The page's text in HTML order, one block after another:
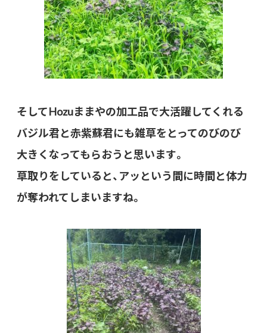
そしてHozuままやの加工品で大活躍してくれる
バジル君と赤紫蘇君にも雑草をとってのびのび
大きくなってもらおうと思います。
草取りをしていると、アッという間に時間と体力
が奪われてしまいますね。